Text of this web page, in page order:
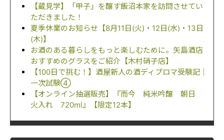
【蔵見学】「甲子」を醸す飯沼本家を訪問させてい
ただきました！
夏季休業のお知らせ【8月11日(火)・12日(水)・13日
(木)】
お酒のある暮らしをもっと楽しむために。矢島酒店
おすすめのグラスをご紹介【木村硝子店】
【100日で挑む！】酒屋新人の酒ディプロマ受験記｜
一次試験④
【オンライン抽選販売】『而今 純米吟醸 朝日
火入れ 720ml』【限定12本】